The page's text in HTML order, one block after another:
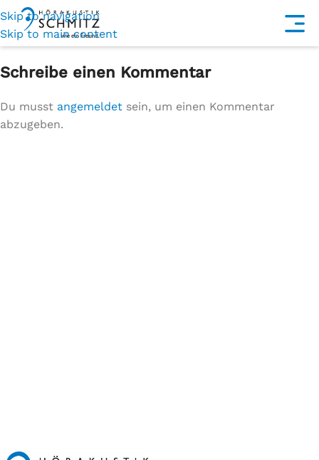
Skip to navigation
Skip to main content
Schreibe einen Kommentar
Du musst angemeldet sein, um einen Kommentar
abzugeben.